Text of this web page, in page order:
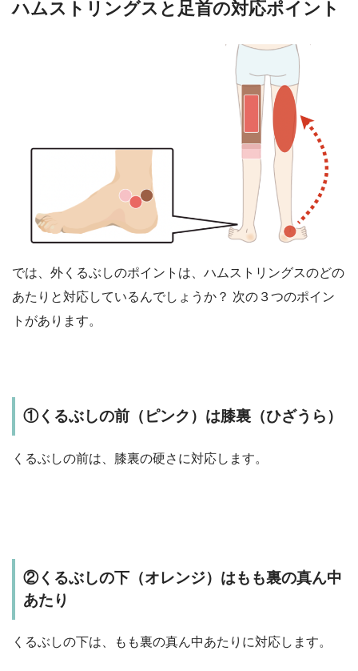
ハムストリングスと足首の対応ポイント
では、外くるぶしのポイントは、ハムストリングスのどの
あたりと対応しているんでしょうか？ 次の３つのポイン
トがあります。
①くるぶしの前（ピンク）は膝裏（ひざうら）
くるぶしの前は、膝裏の硬さに対応します。
②くるぶしの下（オレンジ）はもも裏の真ん中
あたり
くるぶしの下は、もも裏の真ん中あたりに対応します。